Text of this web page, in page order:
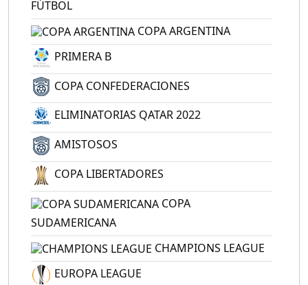
FÚTBOL
COPA ARGENTINA
PRIMERA B
COPA CONFEDERACIONES
ELIMINATORIAS QATAR 2022
AMISTOSOS
COPA LIBERTADORES
COPA
SUDAMERICANA
CHAMPIONS LEAGUE
EUROPA LEAGUE